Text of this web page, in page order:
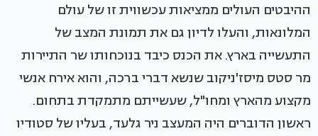
ההיבטים העולים ממציאות עכשווית זו של עולם
המלונאות, והעלו לדיון גם את תמונת המצב של
התעשייה בארץ. את הכנס כיבד בנוכחותו שר התיירות
מר סטס מיסז'ניקוב שנשא דברי ברכה, והוא אירח אנשי
מקצוע מהארץ ומחו"ל, שעשייתם מתמקדת בתחום.
ראשון הדוברים היה המעצב ניר גלעד, בעליו של סטודיו